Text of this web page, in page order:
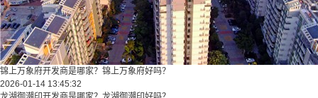
锦上万象府开发商是哪家？锦上万象府好吗？
2026-01-14 13:45:32